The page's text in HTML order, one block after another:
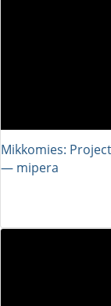
Mikkomies:
― mipera